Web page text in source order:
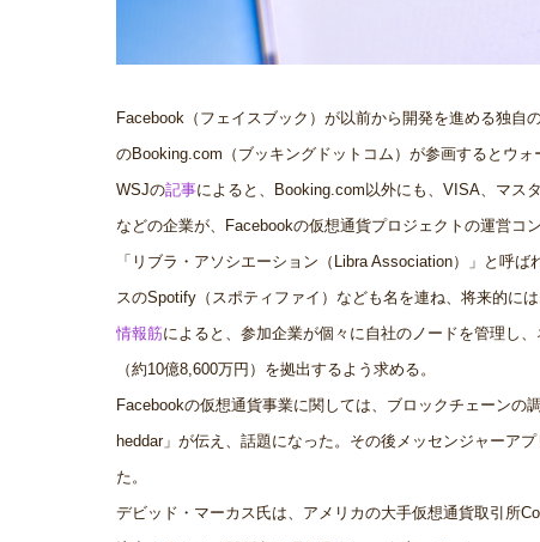
Facebook（フェイスブック）が以前から開発を進める独自
のBooking.com（ブッキングドットコム）が参画するとウ
WSJの記事によると、Booking.com以外にも、VISA、マス
などの企業が、Facebookの仮想通貨プロジェクトの運営コ
「リブラ・アソシエーション（Libra Association）」と呼
スのSpotify（スポティファイ）なども名を連ね、将来的に
情報筋によると、参加企業が個々に自社のノードを管理し
（約10億8,600万円）を拠出するよう求める。
Facebookの仮想通貨事業に関しては、ブロックチェーン
heddar」が伝え、話題になった。その後メッセンジャーア
た。
デビッド・マーカス氏は、アメリカの大手仮想通貨取引所